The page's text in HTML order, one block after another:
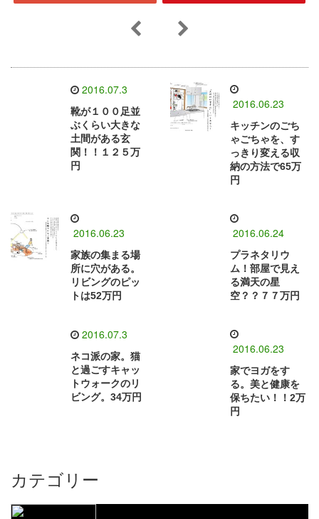
2016.07.3
靴が１００足並
ぶくらい大きな
土間がある玄
関！！１２５万
円
2016.06.23
キッチンのごち
ゃごちゃを、す
っきり変える収
納の方法で65万
円
2016.06.23
家族の集まる場
所に穴がある。
リビングのピッ
トは52万円
2016.06.24
プラネタリウ
ム！部屋で見え
る満天の星
空？？７７万円
2016.07.3
ネコ派の家。猫
と過ごすキャッ
トウォークのリ
ビング。34万円
2016.06.23
家でヨガをす
る。美と健康を
保ちたい！！2万
円
カテゴリー